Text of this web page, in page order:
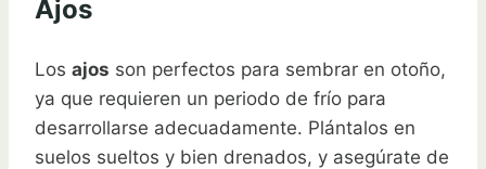
Ajos
Los ajos son perfectos para sembrar en otoño,
ya que requieren un periodo de frío para
desarrollarse adecuadamente. Plántalos en
suelos sueltos y bien drenados, y asegúrate de